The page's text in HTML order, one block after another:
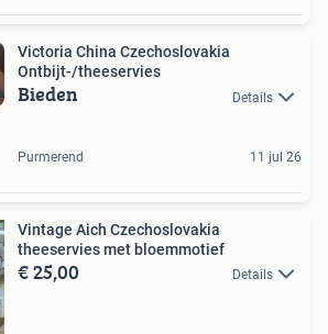
Victoria China Czechoslovakia
Ontbijt-/theeservies
Bieden Details
Purmerend 11 jul 26
Vintage Aich Czechoslovakia
theeservies met bloemmotief
€ 25,00 Details